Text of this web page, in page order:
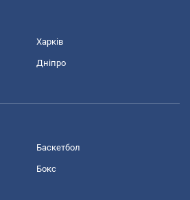
Харків
Дніпро
Баскетбол
Бокс